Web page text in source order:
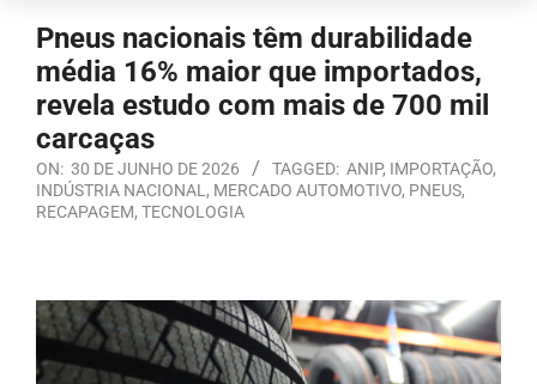
Pneus nacionais têm durabilidade
média 16% maior que importados,
revela estudo com mais de 700 mil
carcaças
ON: 30 DE JUNHO DE 2026 TAGGED: ANIP, IMPORTAÇÃO,
INDÚSTRIA NACIONAL , MERCADO AUTOMOTIVO, PNEUS,
RECAPAGEM, TECNOLOGIA